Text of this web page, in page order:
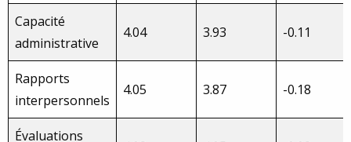
Capacité
administrative
4.04 3.93 -0.11
Rapports
interpersonnels
4.05 3.87 -0.18
Évaluations